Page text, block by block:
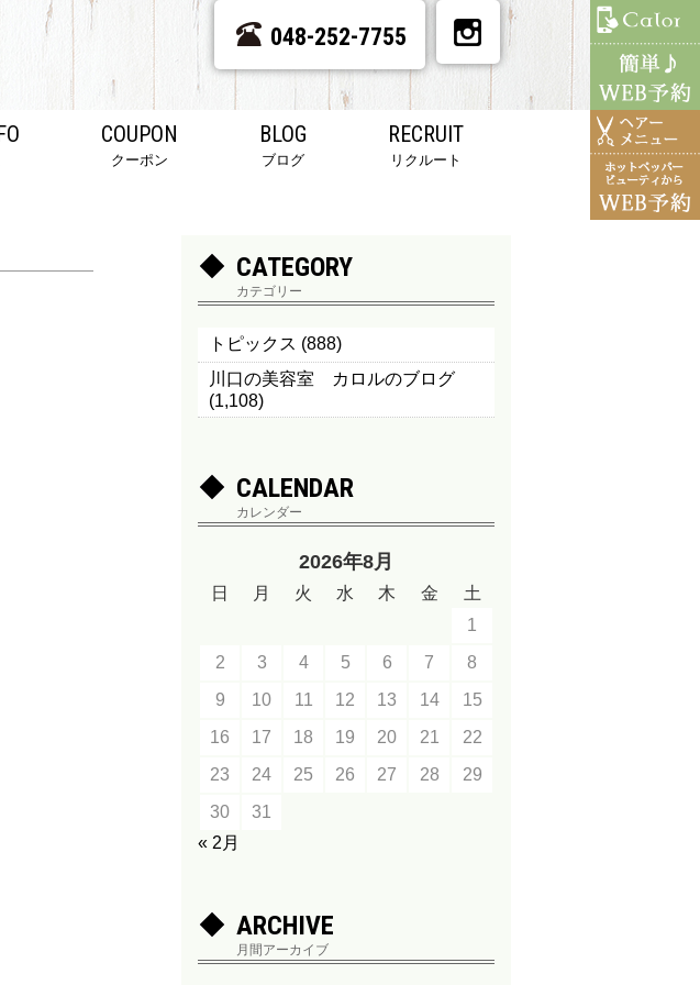
048-252-7755
COUPON
クーポン
BLOG
ブログ
RECRUIT
リクルート
CATEGORY
カテゴリー
トピックス (888)
川口の美容室 カロルのブログ
(1,108)
CALENDAR
カレンダー
2026年8月
日 月 火 水 木 金
土
1
2
3 4 5 6 7
8
9
10 11 12 13 14
15
16
17 18 19 20 21
22
23
24 25 26 27 28
29
30
31
« 2月
ARCHIVE
月間アーカイブ